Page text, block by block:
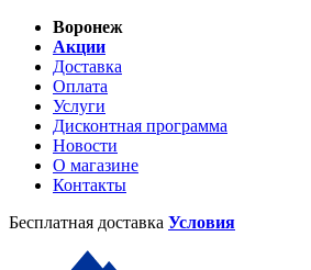
Воронеж
Акции
Доставка
Оплата
Услуги
Дисконтная программа
Новости
О магазине
Контакты
Бесплатная доставка Условия